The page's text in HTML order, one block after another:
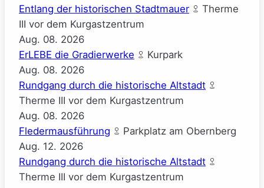
Entlang der historischen Stadtmauer
Therme
III vor dem Kurgastzentrum
Aug. 08. 2026
ErLEBE die Gradierwerke
Kurpark
Aug. 08. 2026
Rundgang durch die historische Altstadt
Therme III vor dem Kurgastzentrum
Aug. 08. 2026
Fledermausführung
Parkplatz am Obernberg
Aug. 12. 2026
Rundgang durch die historische Altstadt
Therme III vor dem Kurgastzentrum